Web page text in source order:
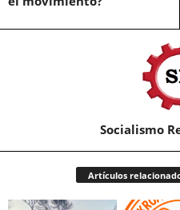
Socialismo
Artículos